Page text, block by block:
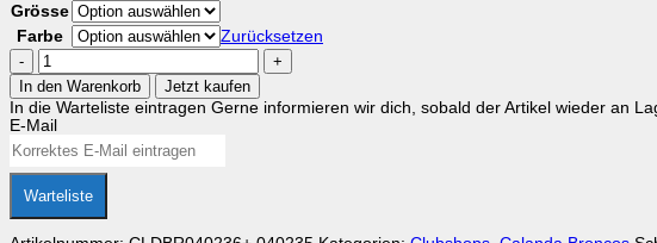
Grösse
Farbe
Zurücksetzen
Broncos
Team
2in1
Football
Tasche
Menge
In den Warenkorb
Jetzt kaufen
In die Warteliste eintragen Gerne informieren wir dich, sobald der Artikel wieder an
E-Mail
Warteliste